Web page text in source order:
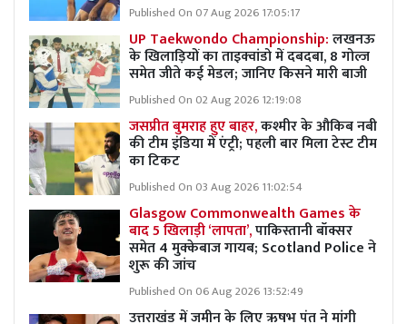
Published On 07 Aug 2026 17:05:17
UP Taekwondo Championship:लखनऊ
के खिलाड़ियों का ताइक्वांडो में दबदबा, 8 गोल्ज
समेत जीते कई मेडल; जानिए किसने मारी बाजी
Published On 02 Aug 2026 12:19:08
जसप्रीत बुमराह हुए बाहर,कश्मीर के औकिब नबी
की टीम इंडिया में एंट्री; पहली बार मिला टेस्ट टीम
का टिकट
Published On 03 Aug 2026 11:02:54
Glasgow Commonwealth Games के
बाद 5 खिलाड़ी ‘लापता’,पाकिस्तानी बॉक्सर
समेत 4 मुक्केबाज गायब; Scotland Police ने
शुरू की जांच
Published On 06 Aug 2026 13:52:49
उत्तराखंड में जमीन के लिए ऋषभ पंत ने मांगी